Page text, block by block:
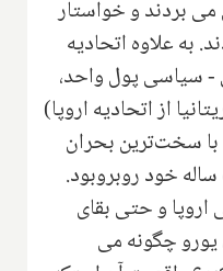
بردند و خواستار
به علاوه اتحادیه
- سیاسی پول واحد،
از اتحادیه اروپا)
سخت‌ترین بحران
خود روبروبود.
اروپا و حتی بقای
یورو چگونه می